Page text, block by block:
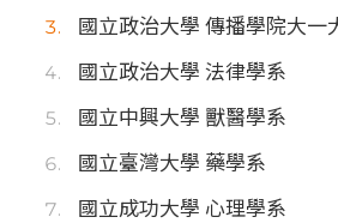
國立政治大學 傳播學院大一
國立政治大學 法律學系
國立中興大學 獸醫學系
國立臺灣大學 藥學系
國立成功大學 心理學系